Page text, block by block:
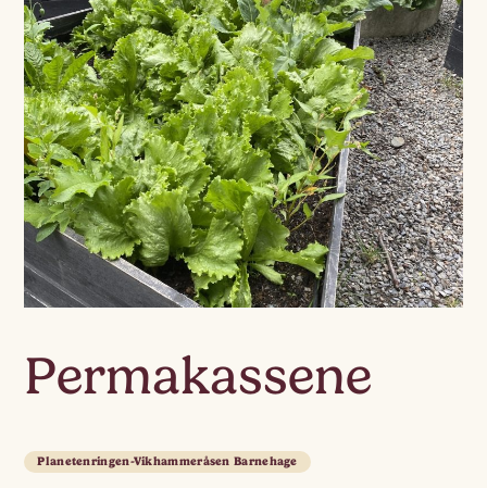
Permakassene
Planetenringen-Vikhammeråsen Barnehage